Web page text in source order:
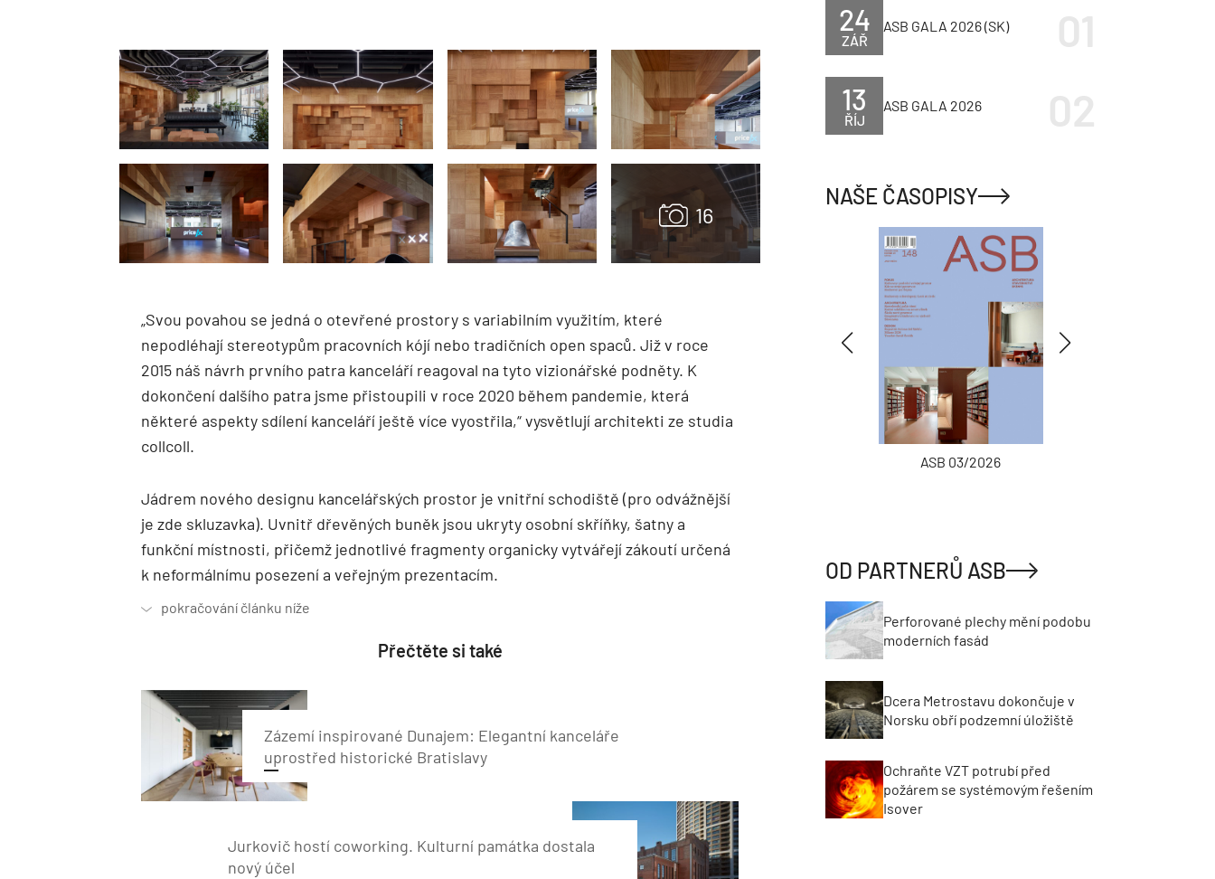
„Svou povahou se jedná o otevřené prostory s variabilním využitím, které
nepodléhají stereotypům pracovních kójí nebo tradičních open spaců. Již v roce
2015 náš návrh prvního patra kanceláří reagoval na tyto vizionářské podněty. K
dokončení dalšího patra jsme přistoupili v roce 2020 během pandemie, která
některé aspekty sdílení kanceláří ještě více vyostřila,“ vysvětlují architekti ze studia
collcoll.
Jádrem nového designu kancelářských prostor je vnitřní schodiště (pro odvážnější
je zde skluzavka). Uvnitř dřevěných buněk jsou ukryty osobní skříňky, šatny a
funkční místnosti, přičemž jednotlivé fragmenty organicky vytvářejí zákoutí určená
k neformálnímu posezení a veřejným prezentacím.
Přečtěte si také
Zázemí inspirované Dunajem: Elegantní kanceláře
uprostřed historické Bratislavy
Jurkovič hostí coworking. Kulturní památka dostala
nový účel
ZÁŘ
24 ASB GALA 2026 (SK)
ŘÍJ
13 ASB GALA 2026
NAŠE ČASOPISY
ASB 03/2026
OD PARTNERŮ ASB
Perforované plechy mění podobu
moderních fasád
Dcera Metrostavu dokončuje v
Norsku obří podzemní úložiště
Ochraňte VZT potrubí před
požárem se systémovým řešením
Isover